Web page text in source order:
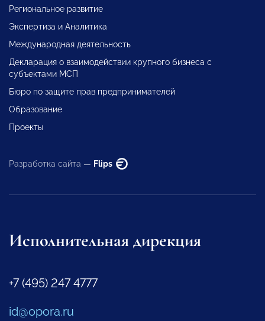
Региональное развитие
Экспертиза и Аналитика
Международная деятельность
Декларация о взаимодействии крупного бизнеса с
субъектами МСП
Бюро по защите прав предпринимателей
Образование
Проекты
Разработка сайта — Flips
Исполнительная дирекция
+7 (495) 247 4777
id@opora.ru